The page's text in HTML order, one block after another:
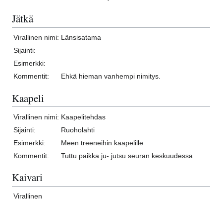
Jätkä
Virallinen nimi: Länsisatama
Sijainti:
Esimerkki:
Kommentit:
Ehkä hieman vanhempi nimitys.
Kaapeli
Virallinen nimi: Kaapelitehdas
Sijainti:
Ruoholahti
Esimerkki:
Meen treeneihin kaapelille
Kommentit:
Tuttu paikka ju- jutsu seuran keskuudessa
Kaivari
Virallinen